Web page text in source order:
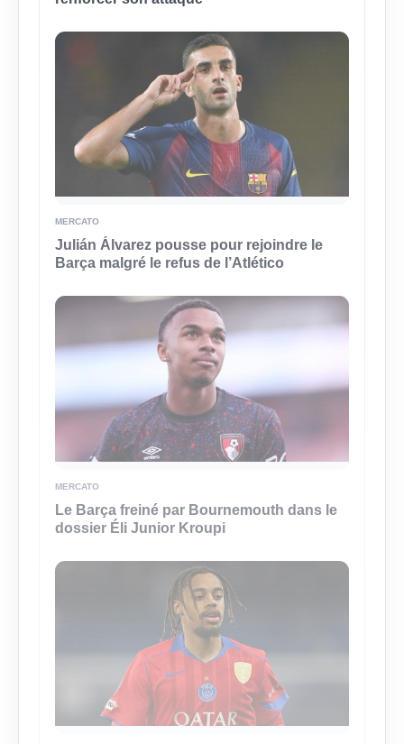
MERCATO
Julián Álvarez pousse pour rejoindre le
Barça malgré le refus de l’Atlético
MERCATO
Le Barça freiné par Bournemouth dans le
dossier Éli Junior Kroupi